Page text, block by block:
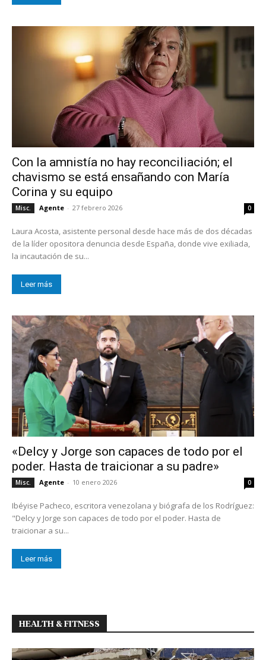
Con la amnistía no hay reconciliación; el
chavismo se está ensañando con María
Corina y su equipo
Misc. Agente - 27 febrero 2026 0
Laura Acosta, asistente personal desde hace más de dos décadas
de la líder opositora denuncia desde España, donde vive exiliada,
la incautación de su...
Leer más
«Delcy y Jorge son capaces de todo por el
poder. Hasta de traicionar a su padre»
Misc. Agente - 10 enero 2026 0
Ibéyise Pacheco, escritora venezolana y biógrafa de los Rodríguez:
"Delcy y Jorge son capaces de todo por el poder. Hasta de
traicionar a su...
Leer más
HEALTH & FITNESS